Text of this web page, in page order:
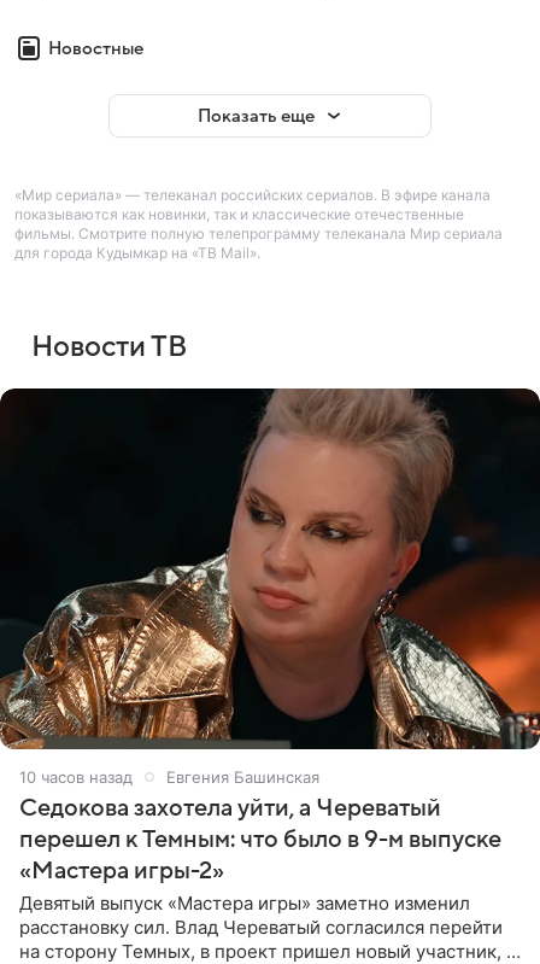
Новостные
Показать еще
«Мир сериала» — телеканал российских сериалов. В эфире канала
показываются как новинки, так и классические отечественные
фильмы. Смотрите полную телепрограмму телеканала Мир сериала
для города Кудымкар на «ТВ Mail».
Новости ТВ
10 часов назад Евгения Башинская
Седокова захотела уйти, а Череватый
перешел к Темным: что было в 9-м выпуске
«Мастера игры-2»
Девятый выпуск «Мастера игры» заметно изменил
расстановку сил. Влад Череватый согласился перейти
на сторону Темных, в проект пришел новый участник, а